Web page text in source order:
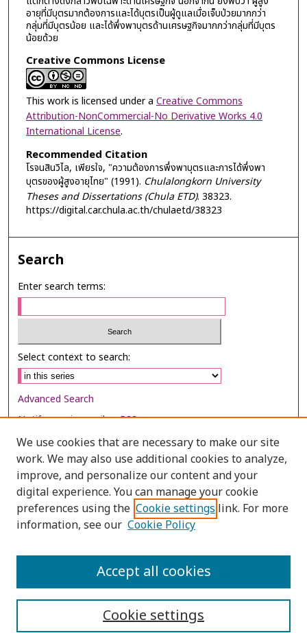
อายุที่มีบุตรมากต้องการและได้บุตรเป็นผู้ดูแลเมื่อเจ็บป่วยมากกว่า
กลุ่มที่มีบุตรน้อย และได้พึ่งพาบุตรด้านเศรษฐกิจมากกว่ากลุ่มที่มีบุตร
น้อยด้วย
Creative Commons License
This work is licensed under a Creative Commons
Attribution-NonCommercial-No Derivative Works 4.0
International License.
Recommended Citation
โรจนสินวิไล, เพียรใจ, "ความต้องการพึ่งพาบุตรและการได้พึ่งพา
บุตรของผู้สูงอายุไทย" (1991). Chulalongkorn University
Theses and Dissertations (Chula ETD). 38323.
https://digital.car.chula.ac.th/chulaetd/38323
Search
Enter search terms:
Select context to search:
Advanced Search
Notify me via email orRSS
Browse
Collections
Disciplines
Authors
We use cookies that are necessary to make our site
work. We may also use additional cookies to analyze,
improve, and personalize our content and your
digital experience. You can manage your cookie
preferences using the Cookie settings link. For more
information, see our Cookie Policy
Cookie settings
Accept all cookies